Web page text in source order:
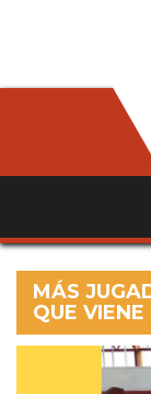
MÁS
QUE